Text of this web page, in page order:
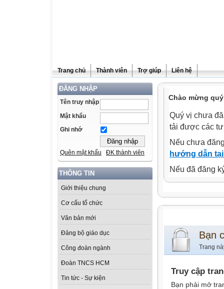
Trang chủ Thành viên Trợ giúp Liên hệ
ĐĂNG NHẬP
Tên truy nhập
Mật khẩu
Ghi nhớ
Quên mật khẩu ĐK thành viên
THÔNG TIN
Giới thiệu chung
Cơ cấu tổ chức
Văn bản mới
Đảng bộ giáo dục
Công đoàn ngành
Đoàn TNCS HCM
Tin tức - Sự kiện
Chào mừng
Quý vị chưa
tải được các
Nếu chưa
hướng dẫn
Nếu đã đăng
Bạn
Trang
Truy cập
Bạn phải mở